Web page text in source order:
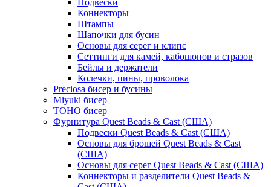
Подвески
Коннекторы
Штампы
Шапочки для бусин
Основы для серег и клипс
Сеттинги для камей, кабошонов и стразов
Бейлы и держатели
Колечки, пины, проволока
Preciosa бисер и бусины
Miyuki бисер
TOHO бисер
Фурнитура Quest Beads & Cast (США)
Подвески Quest Beads & Cast (США)
Основы для брошей Quest Beads & Cast
(США)
Основы для серег Quest Beads & Cast (США)
Коннекторы и разделители Quest Beads &